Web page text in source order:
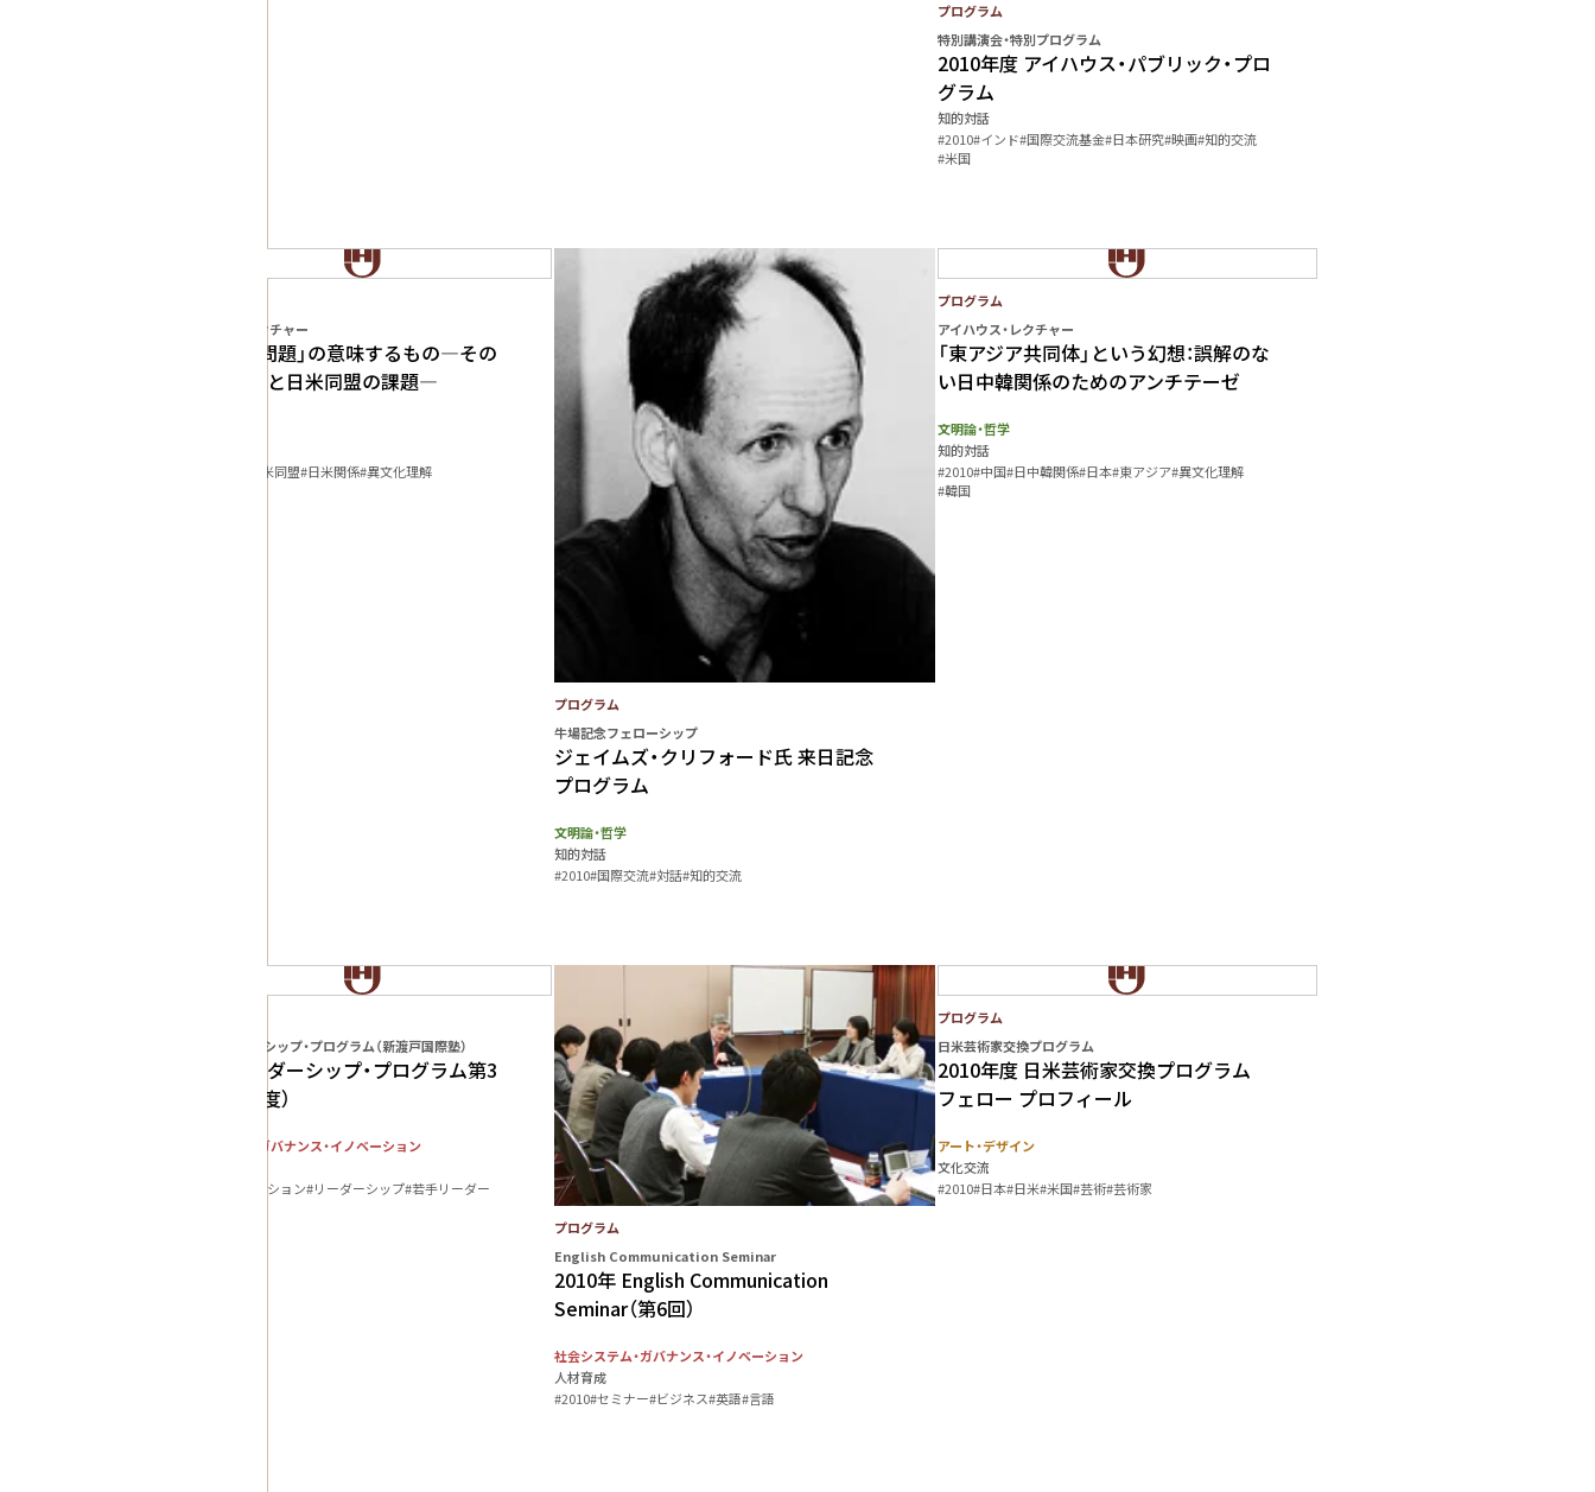
プログラム
特別講演会・特別プログラム
2010年度 アイハウス・パブリック・プロ
グラム
知的対話
#2010#インド#国際交流基金#日本研究#映画#知的交流
#米国
アイハウス・レクチャー
日米「密約問題」の意味するもの―その
歴史的背景と日米同盟の課題―
#日米同盟#日米関係#異文化理解
プログラム
牛場記念フェローシップ
ジェイムズ・クリフォード氏 来日記念
プログラム
文明論・哲学
知的対話
#2010#国際交流#対話#知的交流
プログラム
アイハウス・レクチャー
「東アジア共同体」という幻想：誤解のな
い日中韓関係のためのアンチテーゼ
文明論・哲学
知的対話
#2010#中国#日中韓関係#日本#東アジア#異文化理解
#韓国
新渡戸リーダーシップ・プログラム（新渡戸国際塾）
新渡戸リーダーシップ・プログラム第3
期（2010年度）
社会システム・ガバナンス・イノベーション
#イノベーション#リーダーシップ#若手リーダー
プログラム
English Communication Seminar
2010年 English Communication
Seminar（第6回）
社会システム・ガバナンス・イノベーション
人材育成
#2010#セミナー#ビジネス#英語#言語
プログラム
日米芸術家交換プログラム
2010年度 日米芸術家交換プログラム
フェロー プロフィール
アート・デザイン
文化交流
#2010#日本#日米#米国#芸術#芸術家